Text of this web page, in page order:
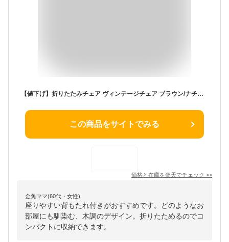
【値下げ】折りたたみチェア ヴィンテージチェア ブラウン/ナチュラル 幅35 奥行44.5 高さ75.5 折りたたみチェアー 折りたたみ椅子 折り畳み椅子 折り畳みイス 折りたたみいす 折り畳みいす 折りたたみ 折り畳み 椅子 イス い
この商品をサイトでみる
価格と在庫を楽天でチェック >>
金魚ママ(60代・女性)
座りやすい背もたれ付きがおすすめです。どのようなお
部屋にも馴染む、木調のデザイン。折りたためるのでコ
ンパクトに収納できます。